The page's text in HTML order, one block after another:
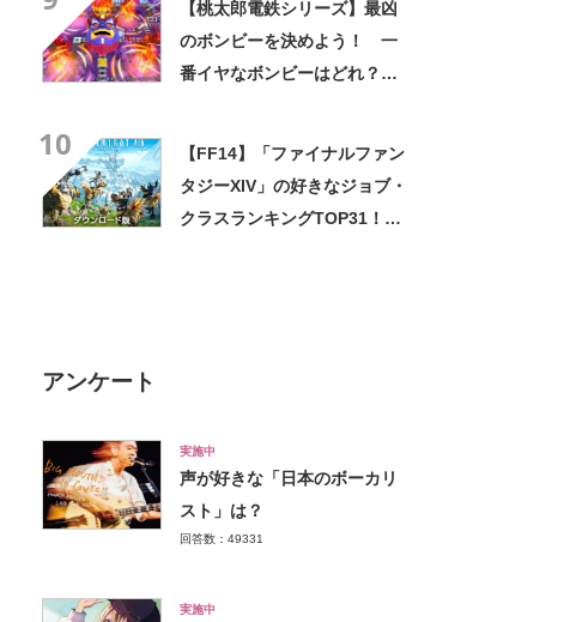
【桃太郎電鉄シリーズ】最凶
のボンビーを決めよう！ 一
番イヤなボンビーはどれ？
10
【FF14】「ファイナルファン
タジーXIV」の好きなジョブ・
クラスランキングTOP31！
アンケート
実施中
声が好きな「日本のボーカリ
スト」は？
回答数：49331
実施中